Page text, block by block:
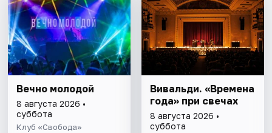
Вечно молодой
8 августа 2026 •
суббота
Клуб «Свобода»
Вивальди. «Времена
года» при свечах
8 августа 2026 •
суббота